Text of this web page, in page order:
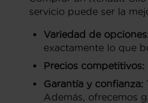
servicio puede ser la
Variedad de
exactamente lo que
Precios competitivos:
Garantía y confianza:
Además, ofrecemos